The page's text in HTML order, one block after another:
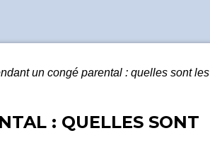
un congé parental : quelles sont les
: QUELLES SONT